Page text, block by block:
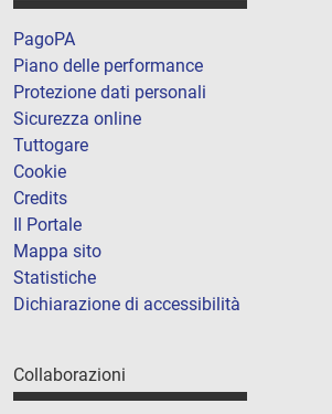
PagoPA
Piano delle performance
Protezione dati personali
Sicurezza online
Tuttogare
Cookie
Credits
Il Portale
Mappa sito
Statistiche
Dichiarazione di accessibilità
Collaborazioni